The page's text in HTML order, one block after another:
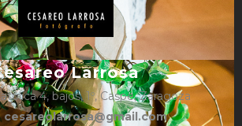
Larrosa
4, bajos, 1º, Caspe, Zaragoza
cesareolarrosa@gmail.com